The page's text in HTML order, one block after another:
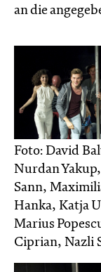
an die
Foto: David
Nurdan
Sann,
Hanka, Katja
Marius
Ciprian, Nazli